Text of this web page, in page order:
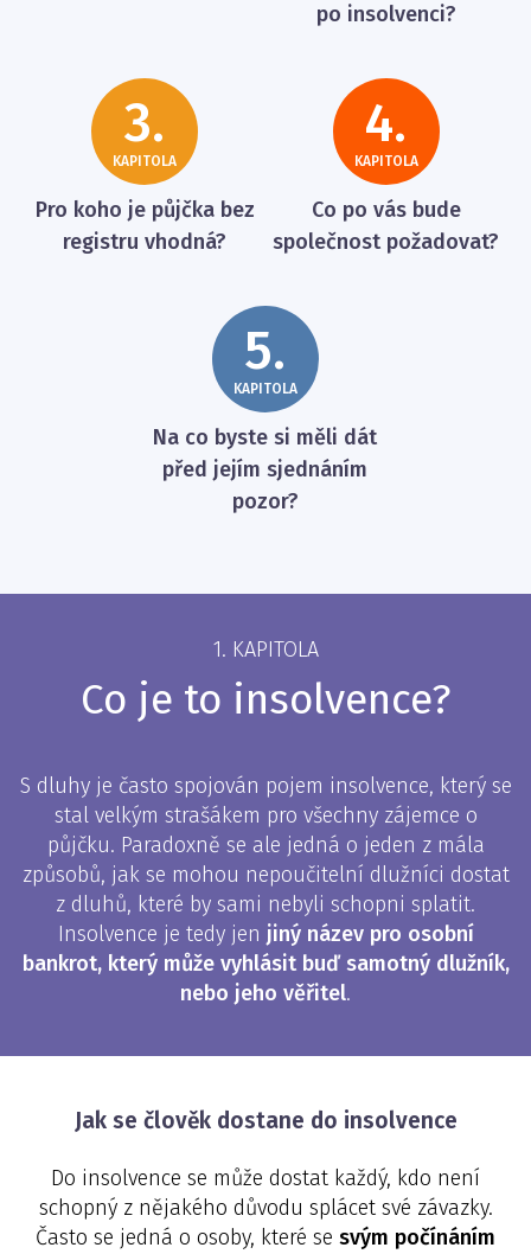
po insolvenci?
3.
KAPITOLA
Pro koho je půjčka bez
registru vhodná?
4.
KAPITOLA
Co po vás bude
společnost požadovat?
5.
KAPITOLA
Na co byste si měli dát
před jejím sjednáním
pozor?
1. KAPITOLA
Co je to insolvence?
S dluhy je často spojován pojem insolvence, který se
stal velkým strašákem pro všechny zájemce o
půjčku. Paradoxně se ale jedná o jeden z mála
způsobů, jak se mohou nepoučitelní dlužníci dostat
z dluhů, které by sami nebyli schopni splatit.
Insolvence je tedy jen jiný název pro osobní
bankrot, který může vyhlásit buď samotný dlužník,
nebo jeho věřitel.
Jak se člověk dostane do insolvence
Do insolvence se může dostat každý, kdo není
schopný z nějakého důvodu splácet své závazky.
Často se jedná o osoby, které se svým počínáním